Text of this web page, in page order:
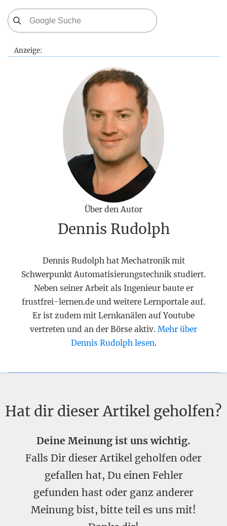
Anzeige:
Über den Autor
Dennis Rudolph
Dennis Rudolph hat Mechatronik mit
Schwerpunkt Automatisierungstechnik studiert.
Neben seiner Arbeit als Ingenieur baute er
frustfrei-lernen.de und weitere Lernportale auf.
Er ist zudem mit Lernkanälen auf Youtube
vertreten und an der Börse aktiv. Mehr über
Dennis Rudolph lesen.
Hat dir dieser Artikel geholfen?
Deine Meinung ist uns wichtig.
Falls Dir dieser Artikel geholfen oder
gefallen hat, Du einen Fehler
gefunden hast oder ganz anderer
Meinung bist, bitte teil es uns mit!